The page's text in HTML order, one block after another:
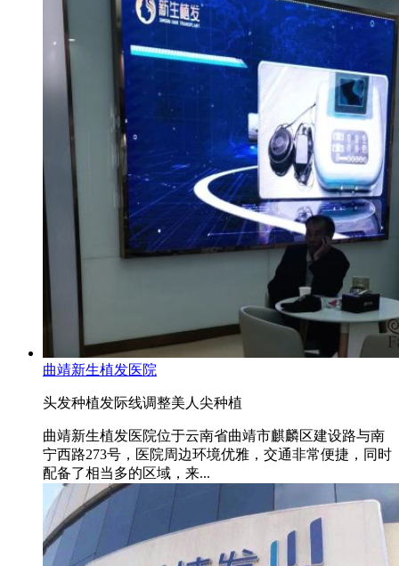
曲靖新生植发医院
头发种植发际线调整美人尖种植
曲靖新生植发医院位于云南省曲靖市麒麟区建设路与南
宁西路273号，医院周边环境优雅，交通非常便捷，同时
配备了相当多的区域，来...